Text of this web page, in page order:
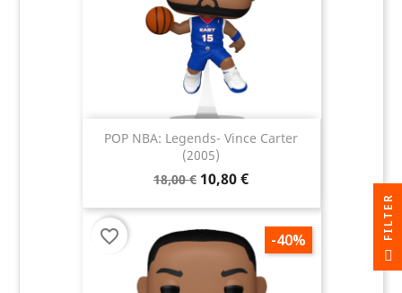
POP NBA: Legends- Vince Carter
(2005)
18,00 € 10,80 €
-40%
favorite_border R